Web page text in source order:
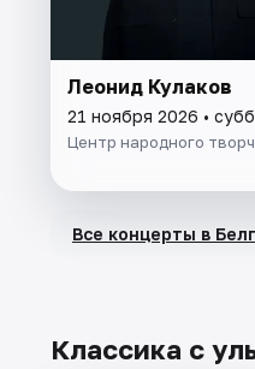
Леонид Кулаков
21 ноября 2026 •
Центр народного
Все концерты в
Классика с